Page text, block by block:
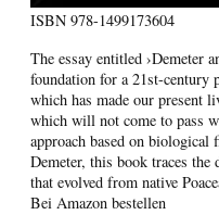
ISBN 978-1499173604
The essay entitled ›Demeter
foundation for a 21st-century
which has made our present
which will not come to pass
approach based on
Demeter, this book traces the
that evolved from native
Bei Amazon bestellen